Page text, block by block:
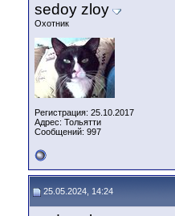
sedoy zloy
Охотник
Регистрация: 25.10.2017
Адрес: Тольятти
Сообщений: 997
25.05.2024, 14:24